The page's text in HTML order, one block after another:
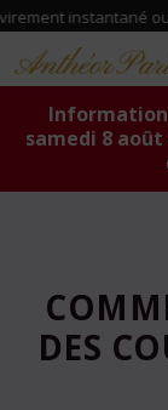
samedi 8
ou chèque
DES